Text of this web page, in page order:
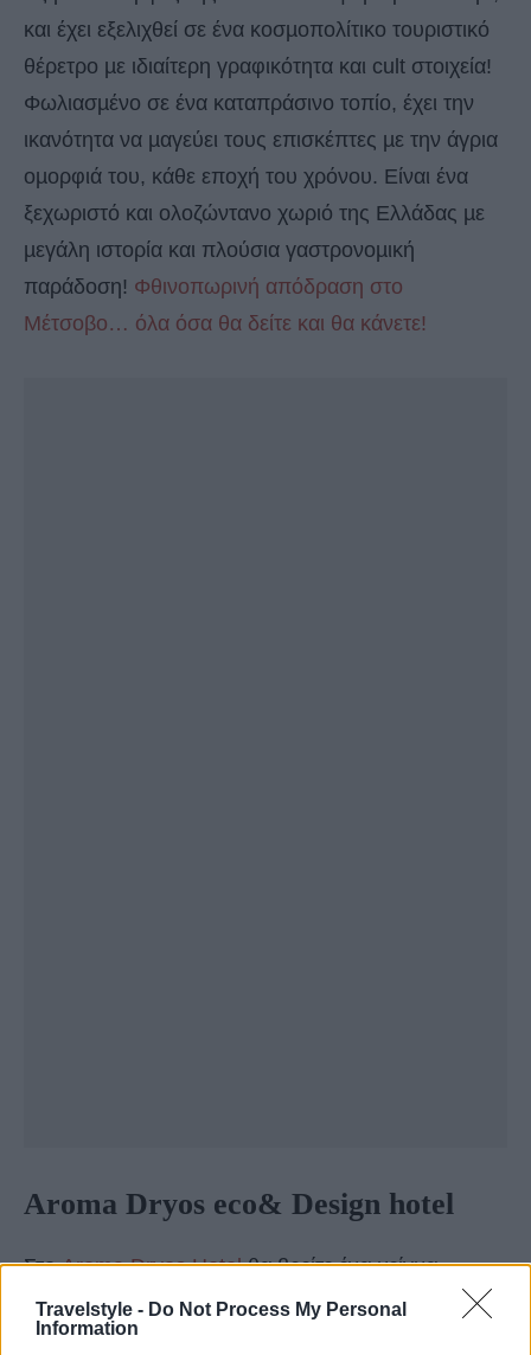
Travelstyle - Do Not Process My Personal
Information
και έχει εξελιχθεί σε ένα κοσµοπολίτικο τουριστικό
θέρετρο µε ιδιαίτερη γραφικότητα και cult στοιχεία!
Φωλιασµένο σε ένα καταπράσινο τοπίο, έχει την
ικανότητα να µαγεύει τους επισκέπτες µε την άγρια
οµορφιά του, κάθε εποχή του χρόνου. Είναι ένα
ξεχωριστό και ολοζώντανο χωριό της Ελλάδας µε
µεγάλη ιστορία και πλούσια γαστρονοµική
παράδοση! Φθινοπωρινή απόδραση στο
Μέτσοβο… όλα όσα θα δείτε και θα κάνετε!
Aroma Dryos eco& Design hotel
ΣτοAroma Dryos Hotelθα βρείτε ένα μείγμα
οικολογικών, παραδοσιακών και πολυτελών υλικών
που συνθέτουν μία εκλεπτυσμένη και οικεία